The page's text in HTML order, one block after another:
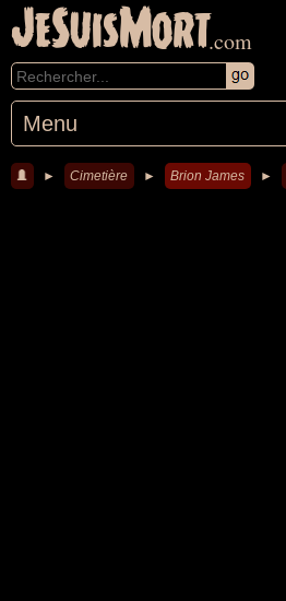
JeSuisMort.com
Menu
► Cimetière ► Brion James ►